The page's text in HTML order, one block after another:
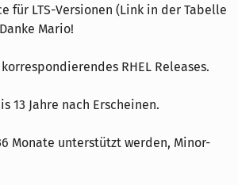
für LTS-Versionen (Link in der Tabelle
Mario!
RHEL Releases.
13 Jahre nach Erscheinen.
Monate unterstützt werden, Minor-